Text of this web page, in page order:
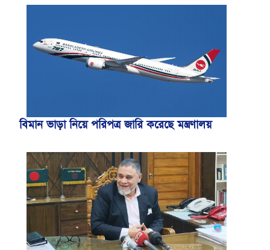
বিমান ভাড়া নিয়ে পরিপত্র জারি করেছে মন্ত্রণালয়